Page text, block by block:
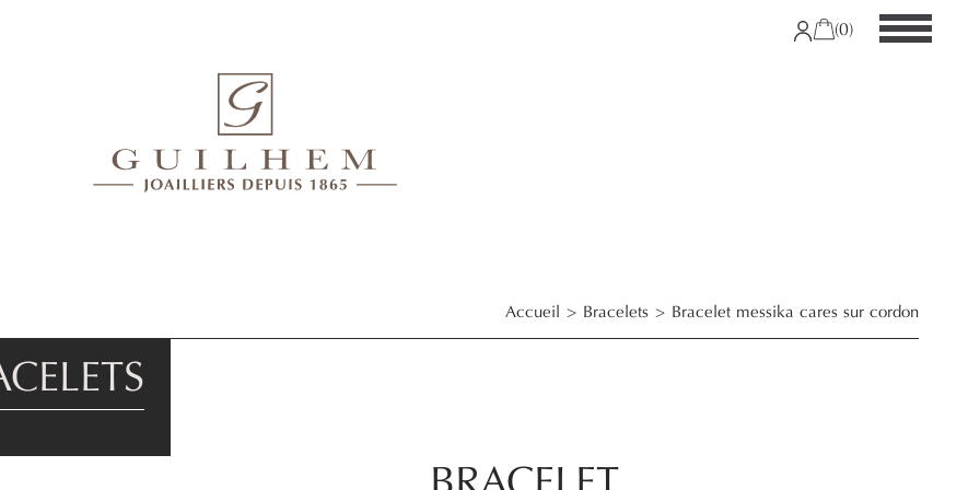
(0)
Accueil Bracelets Bracelet messika cares sur cordon